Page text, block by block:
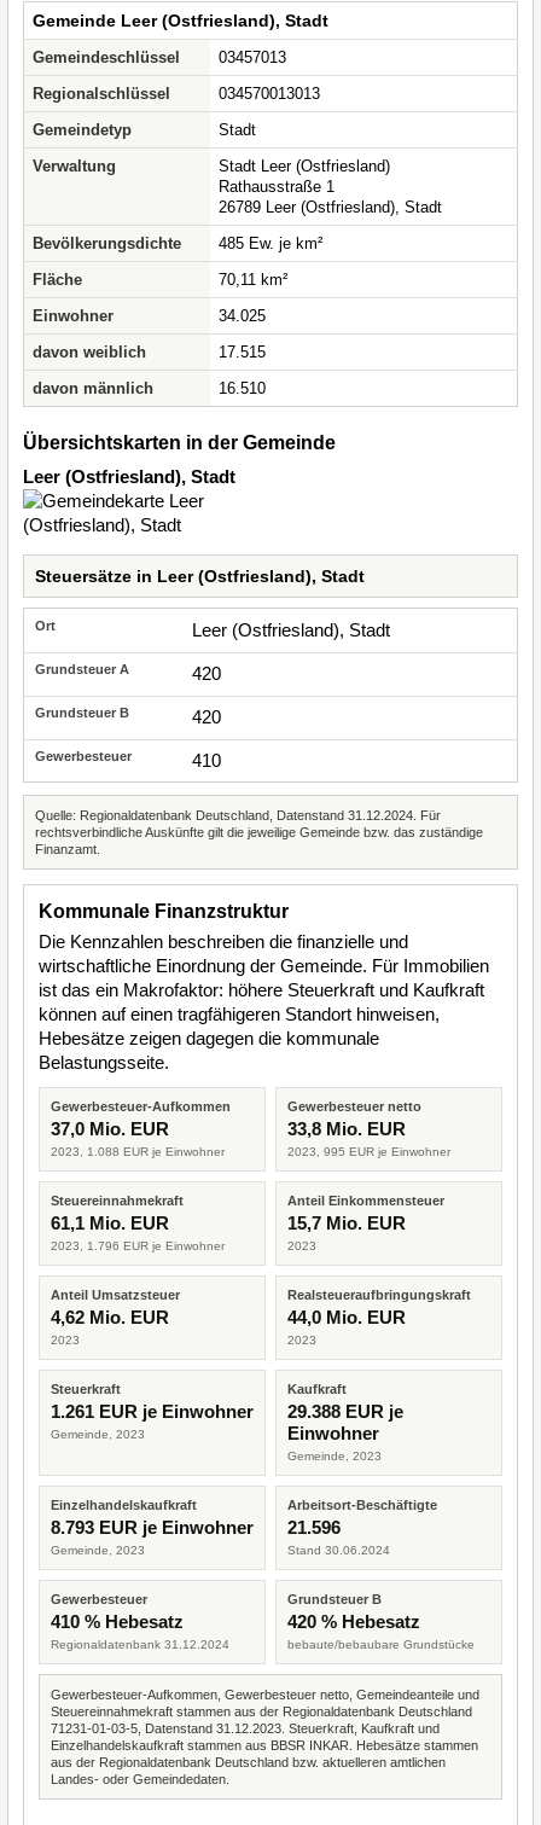
Gemeinde Leer (Ostfriesland), Stadt
Gemeindeschlüssel
03457013
Regionalschlüssel
034570013013
Gemeindetyp
Stadt
Verwaltung
Stadt Leer (Ostfriesland)
Rathausstraße 1
26789 Leer (Ostfriesland), Stadt
Bevölkerungsdichte
485 Ew. je km²
Fläche
70,11 km²
Einwohner
34.025
davon weiblich
17.515
davon männlich
16.510
Übersichtskarten in der Gemeinde
Leer (Ostfriesland), Stadt
Steuersätze in Leer (Ostfriesland), Stadt
Leer (Ostfriesland), Stadt
420
420
410
Quelle: Regionaldatenbank Deutschland, Datenstand 31.12.2024. Für
rechtsverbindliche Auskünfte gilt die jeweilige Gemeinde bzw. das zuständige
Finanzamt.
Kommunale Finanzstruktur
Die Kennzahlen beschreiben die finanzielle und
wirtschaftliche Einordnung der Gemeinde. Für Immobilien
ist das ein Makrofaktor: höhere Steuerkraft und Kaufkraft
können auf einen tragfähigeren Standort hinweisen,
Hebesätze zeigen dagegen die kommunale
Belastungsseite.
Gewerbesteuer-Aufkommen
37,0 Mio. EUR
2023, 1.088 EUR je Einwohner
Gewerbesteuer netto
33,8 Mio. EUR
2023, 995 EUR je Einwohner
Steuereinnahmekraft
61,1 Mio. EUR
2023, 1.796 EUR je Einwohner
Anteil Einkommensteuer
15,7 Mio. EUR
2023
Anteil Umsatzsteuer
4,62 Mio. EUR
2023
Realsteueraufbringungskraft
44,0 Mio. EUR
2023
Steuerkraft
1.261 EUR je Einwohner
Gemeinde, 2023
Kaufkraft
29.388 EUR je
Einwohner
Gemeinde, 2023
Einzelhandelskaufkraft
8.793 EUR je Einwohner
Gemeinde, 2023
Arbeitsort-Beschäftigte
21.596
Stand 30.06.2024
Gewerbesteuer
410 % Hebesatz
Regionaldatenbank 31.12.2024
Grundsteuer B
420 % Hebesatz
bebaute/bebaubare Grundstücke
Gewerbesteuer-Aufkommen, Gewerbesteuer netto, Gemeindeanteile und
Steuereinnahmekraft stammen aus der Regionaldatenbank Deutschland
71231-01-03-5, Datenstand 31.12.2023. Steuerkraft, Kaufkraft und
Einzelhandelskaufkraft stammen aus BBSR INKAR. Hebesätze stammen
aus der Regionaldatenbank Deutschland bzw. aktuelleren amtlichen
Landes- oder Gemeindedaten.